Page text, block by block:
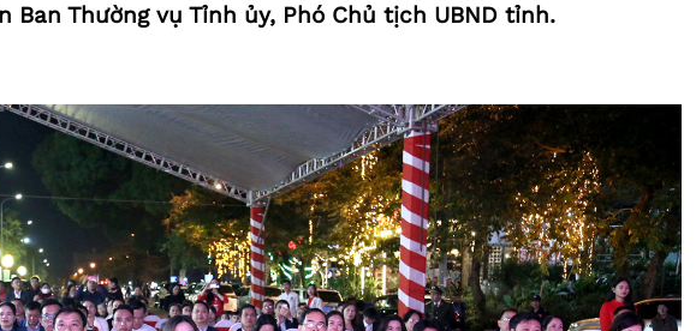
Ban Thường vụ Tỉnh ủy, Phó Chủ tịch UBND tỉnh.